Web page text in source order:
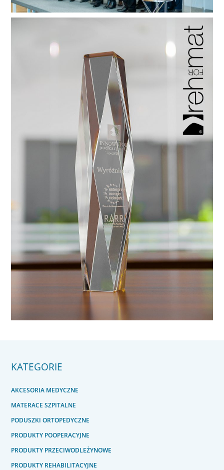
KATEGORIE
AKCESORIA MEDYCZNE
MATERACE SZPITALNE
PODUSZKI ORTOPEDYCZNE
PRODUKTY POOPERACYJNE
PRODUKTY PRZECIWODLEŻYNOWE
PRODUKTY REHABILITACYJNE